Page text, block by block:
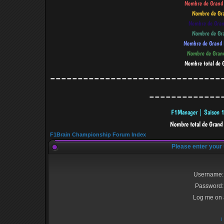
F1Brain Championship Forum Index
Please enter
Username:
Password:
Log me
I